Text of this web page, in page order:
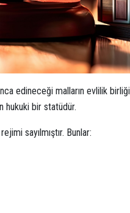
edineceği malların evlilik
hukuki bir statüdür.
sayılmıştır. Bunlar: